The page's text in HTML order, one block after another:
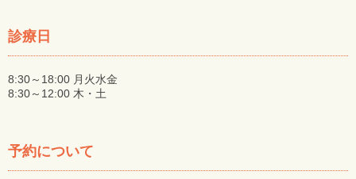
診療日
8:30～18:00 月火水金
8:30～12:00 木・土
予約について